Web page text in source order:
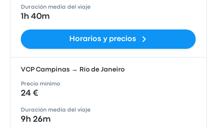
Duración media del viaje
1h 40m
Horarios y precios
VCP Campinas → Río de Janeiro
Precio mínimo
24 €
Duración media del viaje
9h 26m